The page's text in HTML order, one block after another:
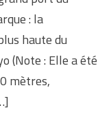
: la
haute du
(Note : Elle a été
mètres,